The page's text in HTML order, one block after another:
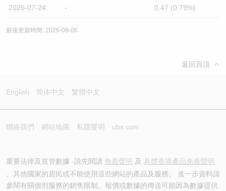
2026-07-24 - 0.47 (0.79%)
最後更新時間: 2026-08-06
返回頁頂
English 简体中文 繁體中文
聯絡我們 網站地圖 私隱聲明 ubs.com
重要法律及規管數據 -請先閱讀 免責聲明 及 具體香港產品免責聲明
。其他國家的居民或不能使用這些網站的產品及服務。 進一步資料請
參閱有關個別服務的銷售限制。報價或數據的傳送可能因為數據提供